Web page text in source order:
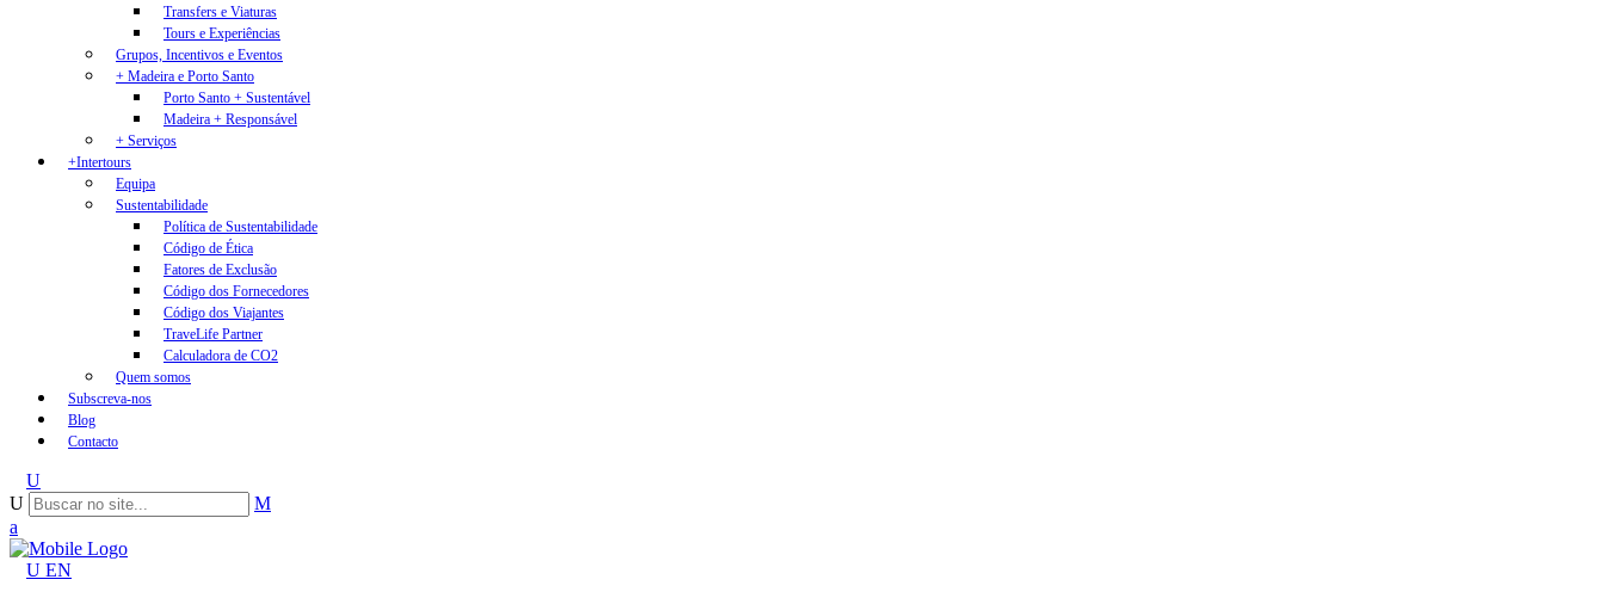
Transfers e Viaturas
Tours e Experiências
Grupos, Incentivos e Eventos
+ Madeira e Porto Santo
Porto Santo + Sustentável
Madeira + Responsável
+ Serviços
+Intertours
Equipa
Sustentabilidade
Política de Sustentabilidade
Código de Ética
Fatores de Exclusão
Código dos Fornecedores
Código dos Viajantes
TraveLife Partner
Calculadora de CO2
Quem somos
Subscreva-nos
Blog
Contacto
EN